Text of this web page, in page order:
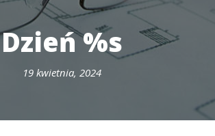
Dzień %s
19 kwietnia, 2024